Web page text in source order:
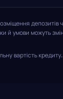
депозитів
й умови можуть
вартість кредиту.